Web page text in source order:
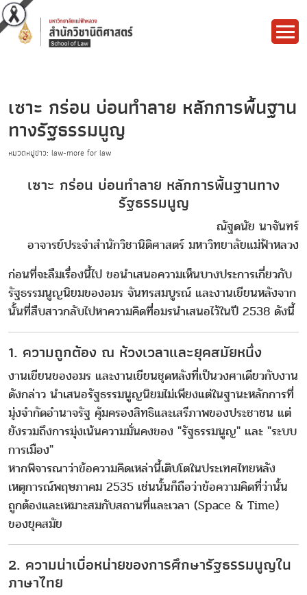
เซาะ กร่อน บ่อนทำลาย หลักการพื้นฐาน
ทางรัฐธรรมนูญ
หมวดหมู่ข่าว: law-more for law
เซาะ กร่อน บ่อนทำลาย หลักการพื้นฐานทาง
รัฐธรรมนูญ
ณัฐดนัย นาจันทร์
อาจารย์ประจำสำนักวิชานิติศาสตร์ มหาวิทยาลัยแม่ฟ้าหลวง
ก่อนที่จะลืมเรื่องนี้ไป ขอนำเสนอความเห็นบางประการเกี่ยวกับ
รัฐธรรมนูญนิยมของอมร จันทรสมบูรณ์ และงานเขียนหลังจาก
นั้นที่สืบสาวกลับไปหาความคิดที่อมรนำเสนอไว้ในปี 2538 ดังนี้
1. ความถูกต้อง ณ ห้วงเวลาและยุคสมัยหนึ่ง
งานเขียนของอมร และงานเขียนชุดหลังที่เป็นวงศาเดียวกับงาน
ดังกล่าว นำเสนอรัฐธรรมนูญนิยมไม่เพียงแต่ในฐานะหลักการที่
มุ่งจำกัดอำนาจรัฐ คุ้มครองสิทธิและเสรีภาพของประชาชน แต่
ยังรวมถึงการมุ่งเน้นความมั่นคงของ "รัฐธรรมนูญ" และ "ระบบ
การเมือง"
หากพิจารณาว่าข้อความคิดเหล่านี้เติบโตในประเทศไทยหลัง
เหตุการณ์พฤษภาคม 2535 เช่นนั้นก็ถือว่าข้อความคิดที่ว่านั้น
ถูกต้องและเหมาะสมกับสถานที่และเวลา (Space & Time)
ของยุคสมัย
2. ความน่าเบื่อหน่ายของการศึกษารัฐธรรมนูญใน
ภาษาไทย